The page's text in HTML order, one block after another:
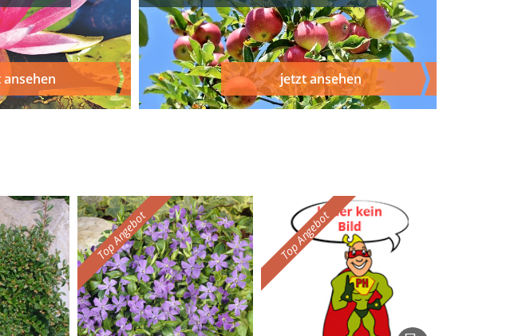
ansehen jetzt ansehen
Top Angebot Top Angebot